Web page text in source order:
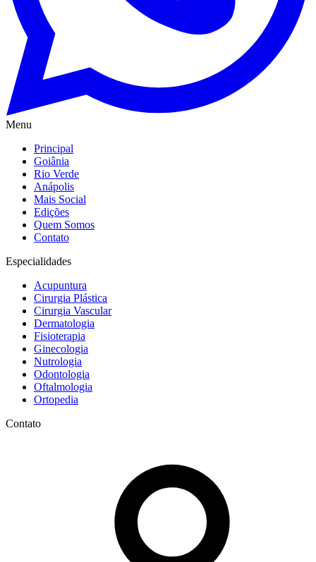
Menu
Principal
Goiânia
Rio Verde
Anápolis
Mais Social
Edições
Quem Somos
Contato
Especialidades
Acupuntura
Cirurgia Plástica
Cirurgia Vascular
Dermatologia
Fisioterapia
Ginecologia
Nutrologia
Odontologia
Oftalmologia
Ortopedia
Contato